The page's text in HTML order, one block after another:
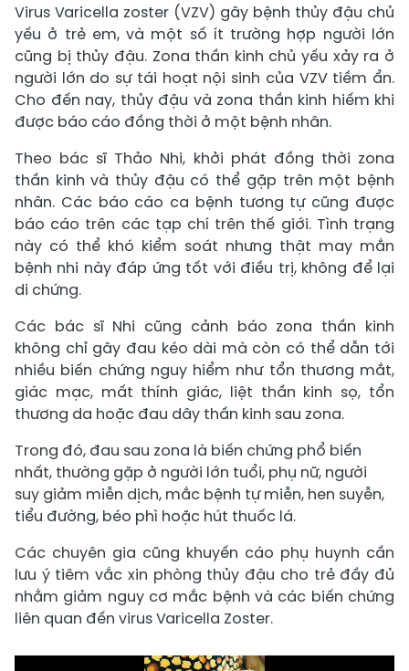
Virus Varicella zoster (VZV) gây bệnh thủy đậu chủ
yếu ở trẻ em, và một số ít trường hợp người lớn
cũng bị thủy đậu. Zona thần kinh chủ yếu xảy ra ở
người lớn do sự tái hoạt nội sinh của VZV tiềm ẩn.
Cho đến nay, thủy đậu và zona thần kinh hiếm khi
được báo cáo đồng thời ở một bệnh nhân.
Theo bác sĩ Thảo Nhi, khởi phát đồng thời zona
thần kinh và thủy đậu có thể gặp trên một bệnh
nhân. Các báo cáo ca bệnh tương tự cũng được
báo cáo trên các tạp chí trên thế giới. Tình trạng
này có thể khó kiểm soát nhưng thật may mắn
bệnh nhi này đáp ứng tốt với điều trị, không để lại
di chứng.
Các bác sĩ Nhi cũng cảnh báo zona thần kinh
không chỉ gây đau kéo dài mà còn có thể dẫn tới
nhiều biến chứng nguy hiểm như tổn thương mắt,
giác mạc, mất thính giác, liệt thần kinh sọ, tổn
thương da hoặc đau dây thần kinh sau zona.
Trong đó, đau sau zona là biến chứng phổ biến
nhất, thường gặp ở người lớn tuổi, phụ nữ, người
suy giảm miễn dịch, mắc bệnh tự miễn, hen suyễn,
tiểu đường, béo phì hoặc hút thuốc lá.
Các chuyên gia cũng khuyến cáo phụ huynh cần
lưu ý tiêm vắc xin phòng thủy đậu cho trẻ đầy đủ
nhằm giảm nguy cơ mắc bệnh và các biến chứng
liên quan đến virus Varicella Zoster.